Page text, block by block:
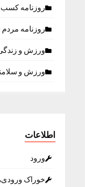
روزنامه كسب
روزنامه
ورزش و
ورزش و
اطلاعات
ورود
خوراک